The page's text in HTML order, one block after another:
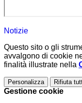
Notizie
Questo sito o gli
avvalgono di cookie
finalità illustrate nella
Personalizza Rifiuta
Gestione cookie